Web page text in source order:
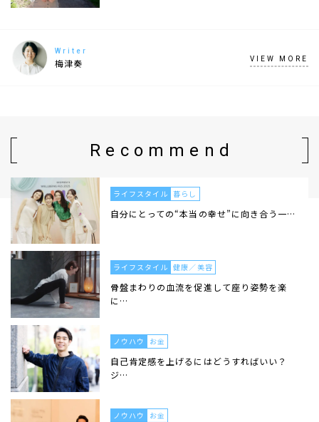
Writer
梅津奏 VIEW MORE
Recommend
ライフスタイル 暮らし
自分にとっての“本当の幸せ”に向き合う一…
ライフスタイル 健康／美容
骨盤まわりの血流を促進して座り姿勢を楽
に…
ノウハウ お金
自己肯定感を上げるにはどうすればいい？
ジ…
ノウハウ お金